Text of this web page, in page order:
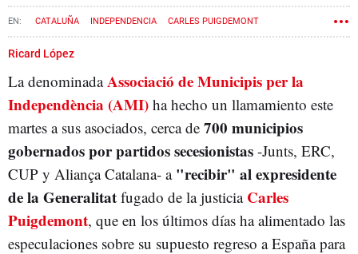
CATALUÑA INDEPENDENCIA CARLES PUIGDEMONT
INVESTIDURA
NACIONALISMO PROCÉS
ASOCIACIÓN DE MUNICIPIOS POR LA INDEPENDENCIA (AMI) GOVERN
JUNTS PER CATALUNYA SALVADOR ILLA
Ricard López
La denominadaAssociació de Municipis per la
Independència (AMI) ha hecho un llamamiento este
martes a sus asociados, cerca de 700 municipios
gobernados por partidos secesionistas -Junts, ERC,
CUP y Aliança Catalana- a "recibir" al expresidente
de la Generalitat fugado de la justicia Carles
Puigdemont, que en los últimos días ha alimentado las
especulaciones sobre su supuesto regreso a España para